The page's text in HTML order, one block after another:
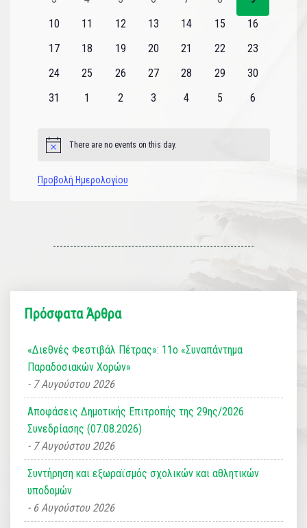
εκδηλώσειςεκδηλώσειςεκδηλώσεις
0
10
0
11
0
12
0
13
0
14
0
15
0
16
0
17
0
18
0
19
0
20
0
21
0
22
0
23
0
24
0
25
0
26
0
27
0
28
0
29
0
30
0
31
0
1
0
2
0
3
0
4
0
5
0
6
Notice There are no events on this day.
Προβολή Ημερολογίου
Πρόσφατα Άρθρα
«Διεθνές Φεστιβάλ Πέτρας»: 11ο «Συναπάντημα
Παραδοσιακών Χορών»
7 Αυγούστου 2026
Αποφάσεις Δημοτικής Επιτροπής της 29ης/2026
Συνεδρίασης (07.08.2026)
7 Αυγούστου 2026
Συντήρηση και εξωραϊσμός σχολικών και αθλητικών
υποδομών
6 Αυγούστου 2026